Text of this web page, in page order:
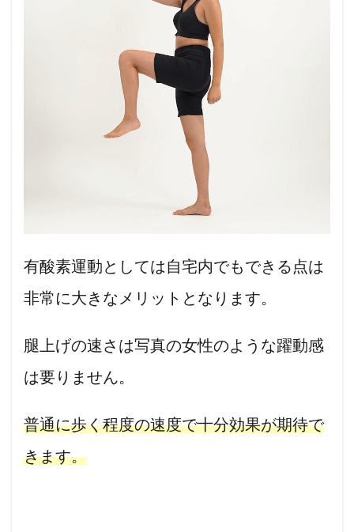
有酸素運動としては自宅内でもできる点は
非常に大きなメリットとなります。
腿上げの速さは写真の女性のような躍動感
は要りません。
普通に歩く程度の速度で十分効果が期待で
きます。